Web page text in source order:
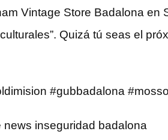
Vintage Store Badalona en
Quizá tú seas el
#gubbadalona